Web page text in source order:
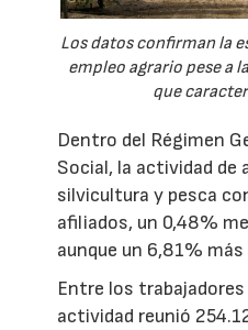
Los datos confirman la
empleo agrario pese a
que
Dentro del Régimen
Social, la actividad de
silvicultura y pesca
afiliados, un 0,48%
aunque un 6,81%
Entre los
actividad reunió